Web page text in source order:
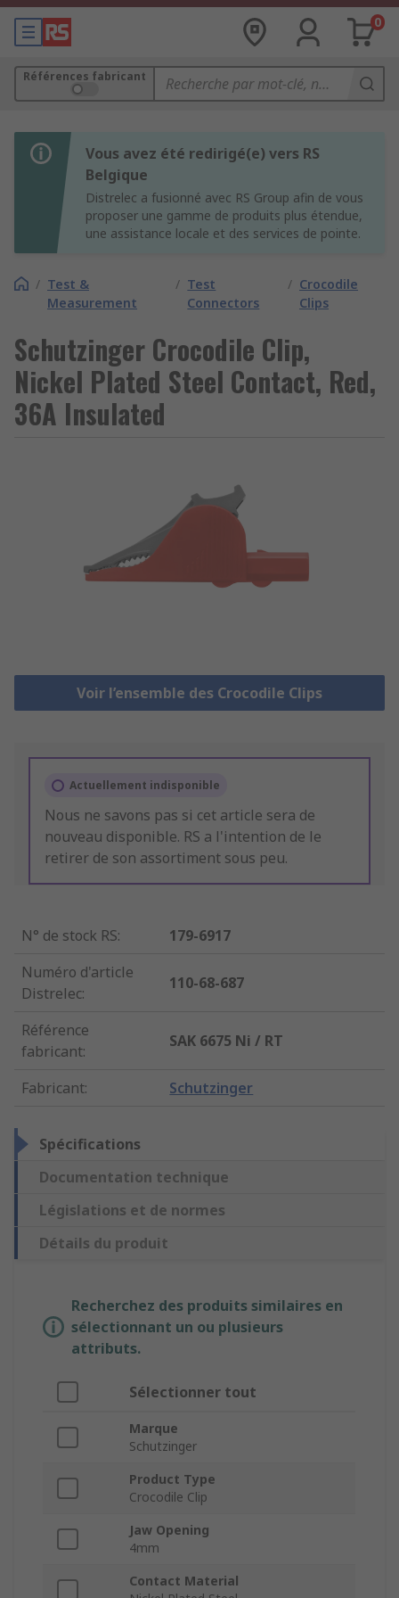
0
Références fabricant
Vous avez été redirigé(e) vers RS
Belgique
Distrelec a fusionné avec RS Group afin de vous
proposer une gamme de produits plus étendue,
une assistance locale et des services de pointe.
/ Test &
Measurement
/ Test
Connectors
/ Crocodile
Clips
Schutzinger Crocodile Clip,
Nickel Plated Steel Contact, Red,
36A Insulated
Voir l’ensemble des Crocodile Clips
Actuellement indisponible
Nous ne savons pas si cet article sera de
nouveau disponible. RS a l'intention de le
retirer de son assortiment sous peu.
N° de stock RS:
179-6917
Numéro d'article
Distrelec:
110-68-687
Référence
fabricant:
SAK 6675 Ni / RT
Fabricant: Schutzinger
Spécifications
Documentation technique
Législations et de normes
Détails du produit
Recherchez des produits similaires en
sélectionnant un ou plusieurs
attributs.
Sélectionner tout
Marque
Schutzinger
Product Type
Crocodile Clip
Jaw Opening
4mm
Contact Material